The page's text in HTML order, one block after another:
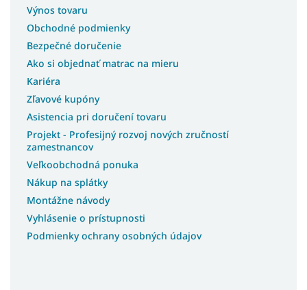
Výnos tovaru
Obchodné podmienky
Bezpečné doručenie
Ako si objednať matrac na mieru
Kariéra
Zľavové kupóny
Asistencia pri doručení tovaru
Projekt - Profesijný rozvoj nových zručností
zamestnancov
Veľkoobchodná ponuka
Nákup na splátky
Montážne návody
Vyhlásenie o prístupnosti
Podmienky ochrany osobných údajov